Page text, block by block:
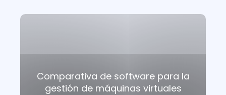
Comparativa de software para la
gestión de máquinas virtuales